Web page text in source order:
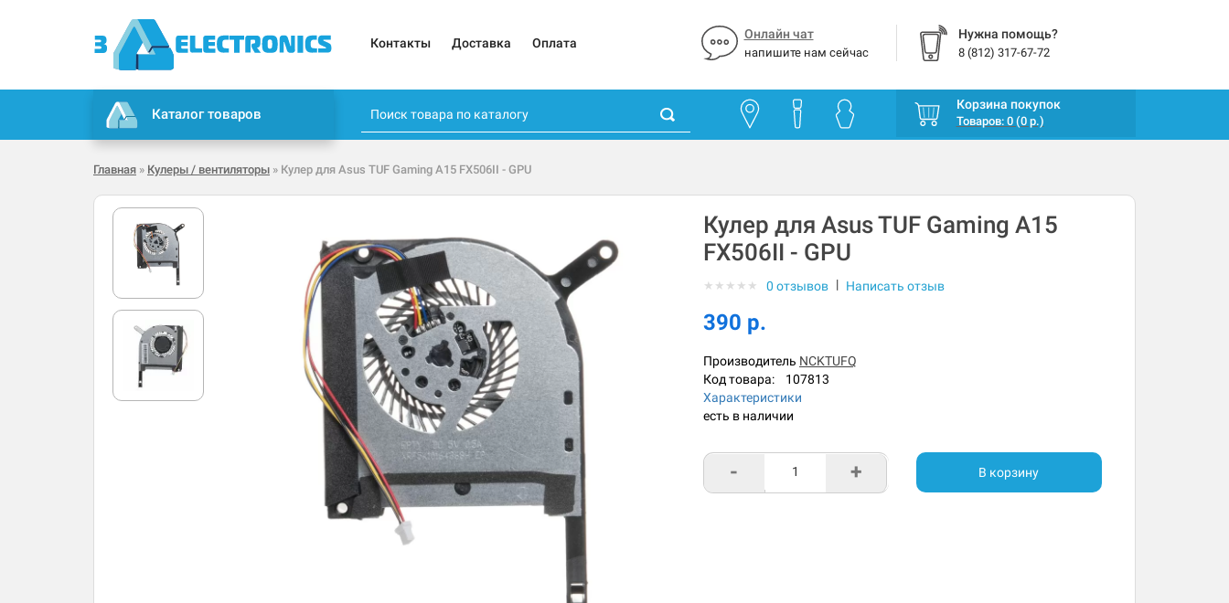
Контакты Доставка Оплата
Онлайн чат
напишите нам сейчас
Нужна помощь?
8 (812) 317-67-72
Каталог товаров
Корзина покупок
Товаров: 0 (0 р.)
Главная » Кулеры / вентиляторы » Кулер для Asus TUF Gaming A15 FX506II - GPU
Кулер для Asus TUF Gaming A15
FX506II - GPU
★ ★ ★ ★ ★ 0 отзывов | Написать отзыв
390 р.
Производитель NCKTUFQ
Код товара: 107813
Характеристики
есть в наличии
- + В корзину